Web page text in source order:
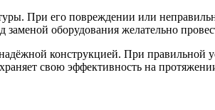
При его повреждении или
оборудования желательно
конструкцией. При правильной
свою эффективность на